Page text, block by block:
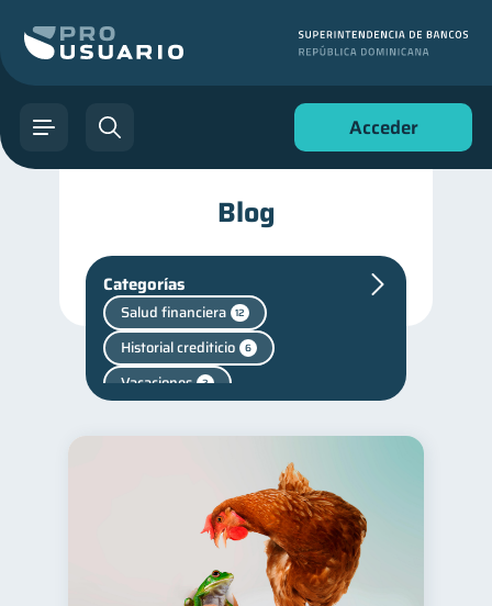
Acceder
Blog
Categorías
Salud financiera 12
Historial crediticio 6
Vacaciones 2
Educación financiera 31
Finanzas para jóvenes 30
Finanzas familiares